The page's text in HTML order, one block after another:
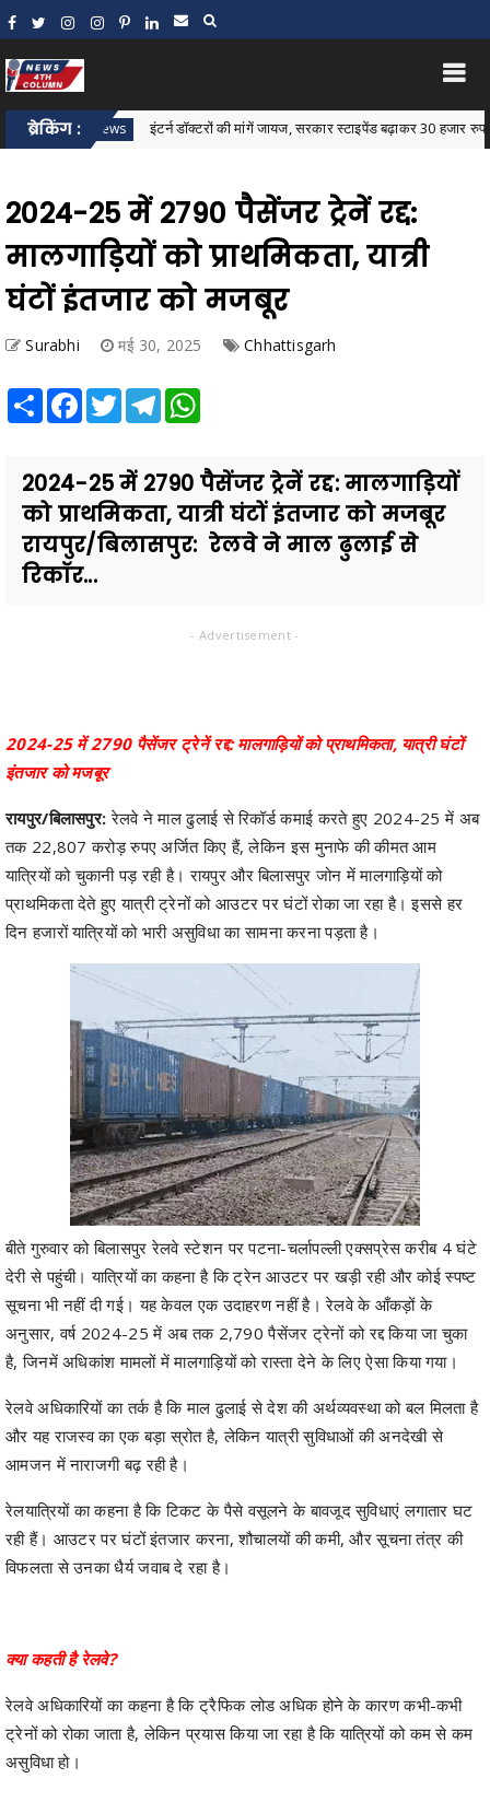
ब्रेकिंग :
News इंटर्न डॉक्टरों की मांगें जायज, सरकार स्टाइपेंड बढ़ाकर 30 हजार रुपये करे:
2024-25 में 2790 पैसेंजर ट्रेनें रद्द:
मालगाड़ियों को प्राथमिकता, यात्री
घंटों इंतजार को मजबूर
Surabhi मई 30, 2025 Chhattisgarh
Share Facebook
TwitterTelegram
2024-25 में 2790 पैसेंजर ट्रेनें रद्द: मालगाड़ियों
को प्राथमिकता, यात्री घंटों इंतजार को मजबूर
रायपुर/बिलासपुर: रेलवे ने माल ढुलाई से
रिकॉर...
- Advertisement -
2024-25 में 2790 पैसेंजर ट्रेनें रद्द: मालगाड़ियों को प्राथमिकता, यात्री घंटों
इंतजार को मजबूर
रायपुर/बिलासपुर:रेलवे ने माल ढुलाई से रिकॉर्ड कमाई करते हुए 2024-25 में अब
तक 22,807 करोड़ रुपए अर्जित किए हैं, लेकिन इस मुनाफे की कीमत आम
यात्रियों को चुकानी पड़ रही है। रायपुर और बिलासपुर जोन में मालगाड़ियों को
प्राथमिकता देते हुए यात्री ट्रेनों को आउटर पर घंटों रोका जा रहा है। इससे हर
दिन हजारों यात्रियों को भारी असुविधा का सामना करना पड़ता है।
बीते गुरुवार को बिलासपुर रेलवे स्टेशन पर पटना-चर्लापल्ली एक्सप्रेस करीब 4 घंटे
देरी से पहुंची। यात्रियों का कहना है कि ट्रेन आउटर पर खड़ी रही और कोई स्पष्ट
सूचना भी नहीं दी गई। यह केवल एक उदाहरण नहीं है। रेलवे के आँकड़ों के
अनुसार, वर्ष 2024-25 में अब तक 2,790 पैसेंजर ट्रेनों को रद्द किया जा चुका
है, जिनमें अधिकांश मामलों में मालगाड़ियों को रास्ता देने के लिए ऐसा किया गया।
रेलवे अधिकारियों का तर्क है कि माल ढुलाई से देश की अर्थव्यवस्था को बल मिलता है
और यह राजस्व का एक बड़ा स्रोत है, लेकिन यात्री सुविधाओं की अनदेखी से
आमजन में नाराजगी बढ़ रही है।
रेलयात्रियों का कहना है कि टिकट के पैसे वसूलने के बावजूद सुविधाएं लगातार घट
रही हैं। आउटर पर घंटों इंतजार करना, शौचालयों की कमी, और सूचना तंत्र की
विफलता से उनका धैर्य जवाब दे रहा है।
क्या कहती है रेलवे?
रेलवे अधिकारियों का कहना है कि ट्रैफिक लोड अधिक होने के कारण कभी-कभी
ट्रेनों को रोका जाता है, लेकिन प्रयास किया जा रहा है कि यात्रियों को कम से कम
असुविधा हो।